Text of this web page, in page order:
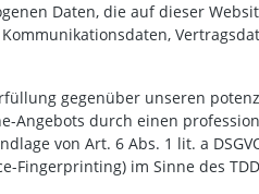
Daten, die auf dieser
gegenüber unseren
durch einen
von Art. 6 Abs. 1 lit. a
Fingerprinting) im Sinne des